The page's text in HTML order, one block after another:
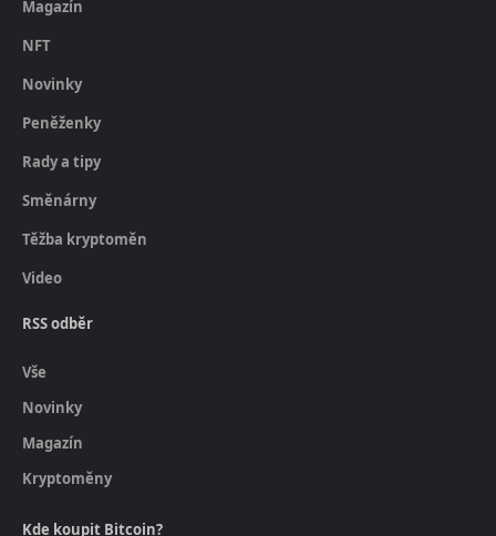
Magazín
NFT
Novinky
Peněženky
Rady a tipy
Směnárny
Těžba kryptoměn
Video
RSS odběr
Vše
Novinky
Magazín
Kryptoměny
Kde koupit Bitcoin?